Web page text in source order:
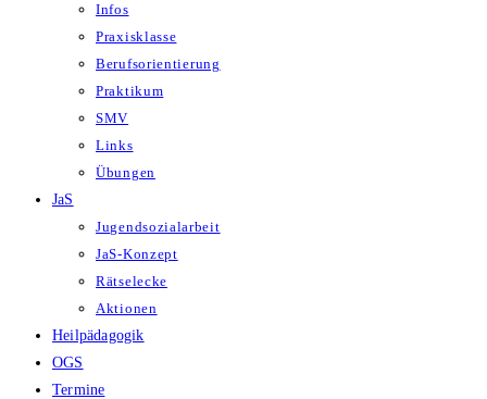
Infos
Praxisklasse
Berufsorientierung
Praktikum
SMV
Links
Übungen
JaS
Jugendsozialarbeit
JaS-Konzept
Rätselecke
Aktionen
Heilpädagogik
OGS
Termine